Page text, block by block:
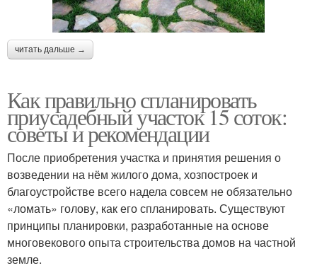
читать дальше →
Как правильно спланировать
приусадебный участок 15 соток:
советы и рекомендации
После приобретения участка и принятия решения о
возведении на нём жилого дома, хозпостроек и
благоустройстве всего надела совсем не обязательно
«ломать» голову, как его спланировать. Существуют
принципы планировки, разработанные на основе
многовекового опыта строительства домов на частной
земле.